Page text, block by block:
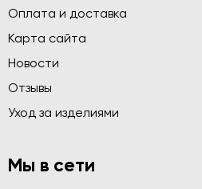
Оплата и доставка
Карта сайта
Новости
Отзывы
Уход за изделиями
Мы в сети